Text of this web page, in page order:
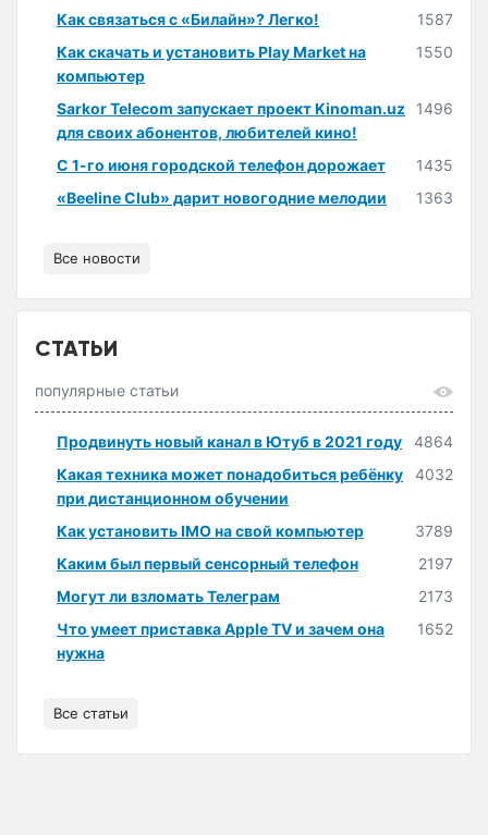
Как связаться с «Билайн»? Легко!
1587
Как скачать и установить Play Market на
компьютер
1550
Sarkor Telecom запускает проект Kinoman.uz
для своих абонентов, любителей кино!
1496
С 1-го июня городской телефон дорожает
1435
«Beeline Club» дарит новогодние мелодии
1363
Все новости
СТАТЬИ
популярные статьи
Продвинуть новый канал в Ютуб в 2021 году
4864
Какая техника может понадобиться ребёнку
при дистанционном обучении
4032
Как установить IMO на свой компьютер
3789
Каким был первый сенсорный телефон
2197
Могут ли взломать Телеграм
2173
Что умеет приставка Apple TV и зачем она
нужна
1652
Все статьи